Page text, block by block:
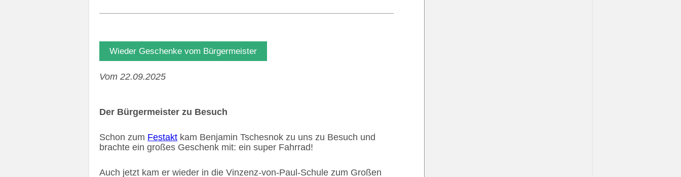
Wieder Geschenke vom Bürgermeister
Vom 22.09.2025
Der Bürgermeister zu Besuch
Schon zum Festakt kam Benjamin Tschesnok zu uns zu Besuch und
brachte ein großes Geschenk mit: ein super Fahrrad!
Auch jetzt kam er wieder in die Vinzenz-von-Paul-Schule zum Großen